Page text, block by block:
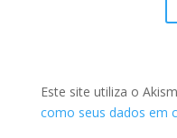
Este site utiliza o
como seus dados em